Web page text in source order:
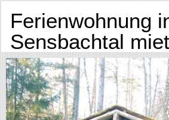
Ferienwohnung
Sensbachtal